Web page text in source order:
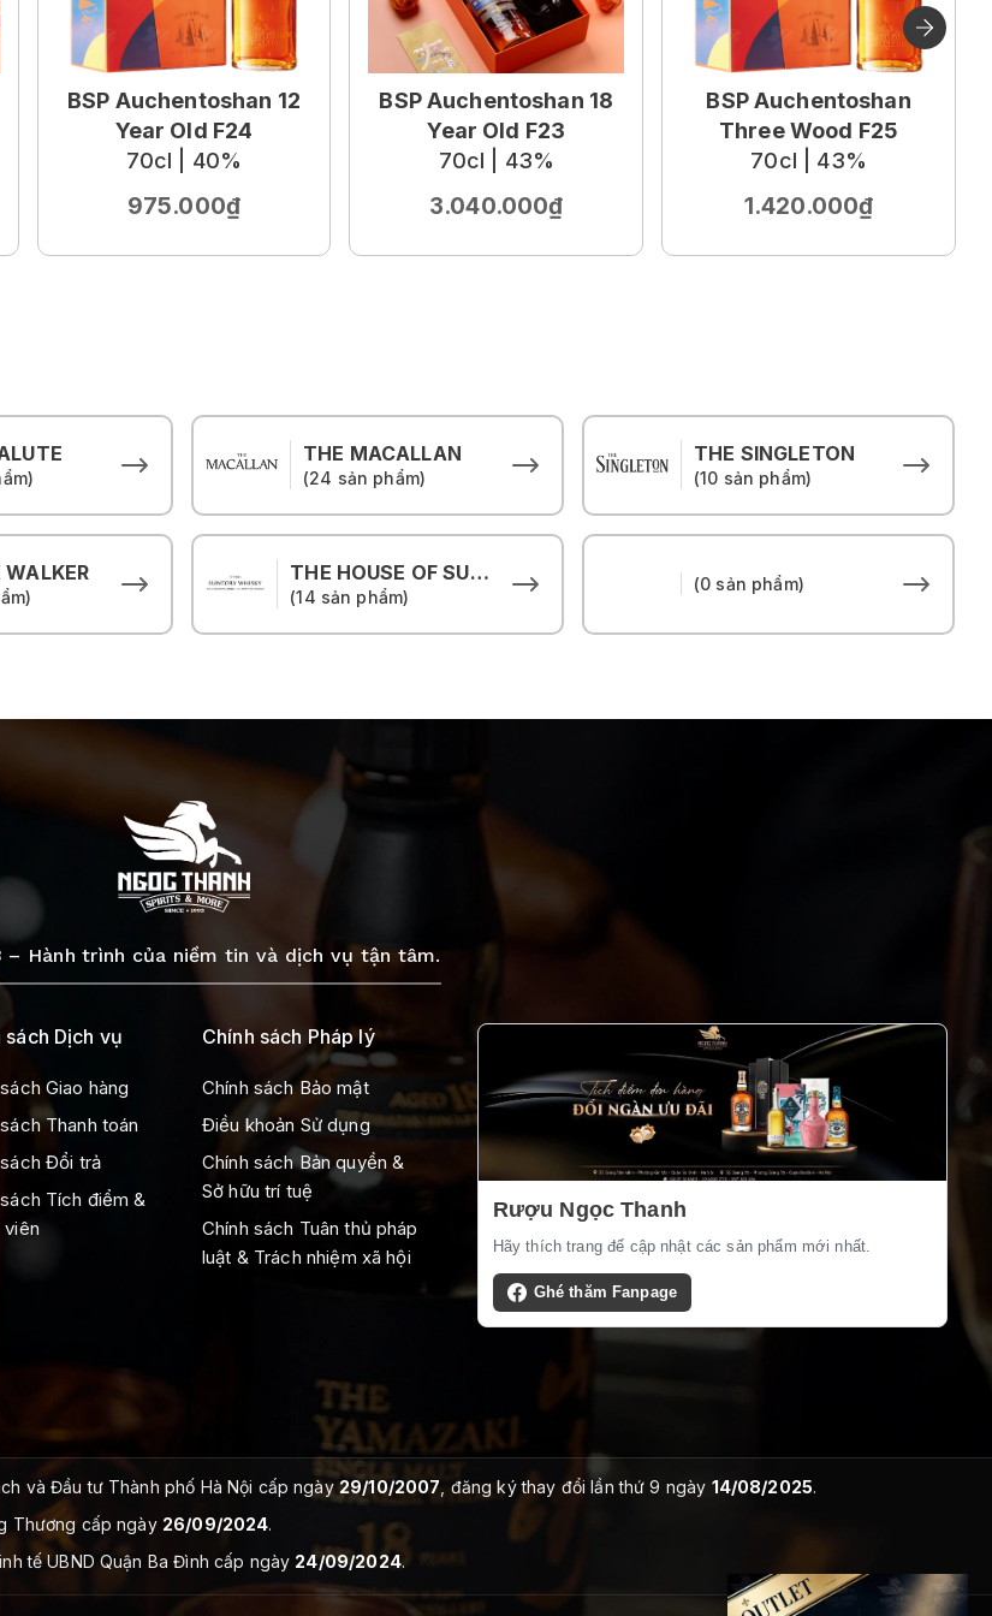
BSP Auchentoshan 12
Year Old F24
70cl | 40%
975.000₫
BSP Auchentoshan 18
Year Old F23
70cl | 43%
3.040.000₫
BSP Auchentoshan
Three Wood F25
70cl | 43%
1.420.000₫
THE MACALLAN
(24 sản phẩm)
THE SINGLETON
(10 sản phẩm)
THE HOUSE OF SUNTORY
(14 sản phẩm)
(0 sản phẩm)
– Hành trình của niềm tin và dịch vụ tận tâm.
sách Dịch vụ
Giao hàng
Thanh toán
Đổi trả
Tích điểm &
viên
Chính sách Pháp lý
Chính sách Bảo mật
Điều khoản Sử dụng
Chính sách Bản quyền &
Sở hữu trí tuệ
Chính sách Tuân thủ pháp
luật & Trách nhiệm xã hội
Rượu Ngọc Thanh
Hãy thích trang để cập nhật các sản phẩm mới nhất.
Ghé thăm Fanpage
và Đầu tư Thành phố Hà Nội cấp ngày29/10/2007 , đăng ký thay đổi lần thứ 9 ngày 14/08/2025.
Thương cấp ngày 26/09/2024.
tế UBND Quận Ba Đình cấp ngày 24/09/2024.